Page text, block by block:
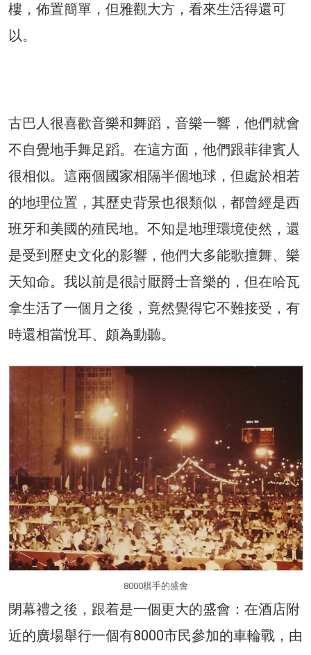
樓，佈置簡單，但雅觀大方，看來生活得還可
以。
古巴人很喜歡音樂和舞蹈，音樂一響，他們就會
不自覺地手舞足蹈。在這方面，他們跟菲律賓人
很相似。這兩個國家相隔半個地球，但處於相若
的地理位置，其歷史背景也很類似，都曾經是西
班牙和美國的殖民地。不知是地理環境使然，還
是受到歷史文化的影響，他們大多能歌擅舞、樂
天知命。我以前是很討厭爵士音樂的，但在哈瓦
拿生活了一個月之後，竟然覺得它不難接受，有
時還相當悅耳、頗為動聽。
8000棋手的盛會
閉幕禮之後，跟着是一個更大的盛會：在酒店附
近的廣場舉行一個有8000市民參加的車輪戰，由